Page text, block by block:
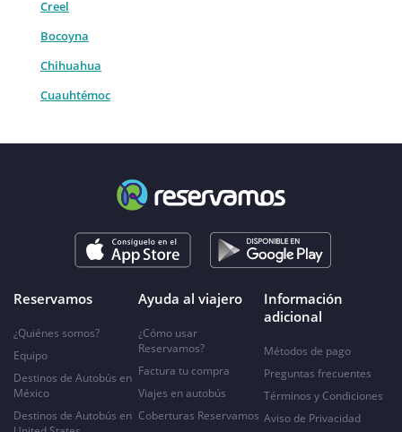
Creel
Bocoyna
Chihuahua
Cuauhtémoc
Reservamos
¿Quiénes somos?
Equipo
Destinos de Autobús en
México
Destinos de Autobús en
Ayuda al viajero
¿Cómo usar
Reservamos?
Factura tu compra
Viajes en autobús
Coberturas Reservamos
Información
adicional
Métodos de pago
Preguntas frecuentes
Términos y Condiciones
Aviso de Privacidad